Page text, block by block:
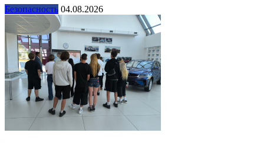
Безопасность 04.08.2026